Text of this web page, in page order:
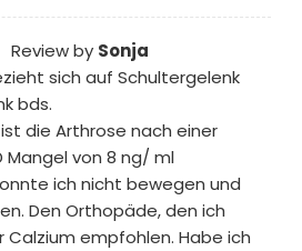
Review by Sonja
sich auf Schultergelenk
bds.
die Arthrose nach einer
Mangel von 8 ng/ ml
ich nicht bewegen und
Den Orthopäde, den ich
empfohlen. Habe ich